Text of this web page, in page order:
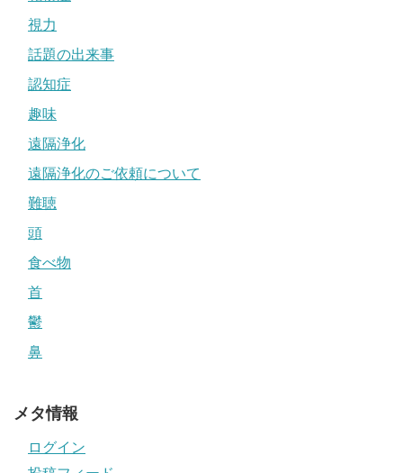
視力
話題の出来事
認知症
趣味
遠隔浄化
遠隔浄化のご依頼について
難聴
頭
食べ物
首
鬱
鼻
メタ情報
ログイン